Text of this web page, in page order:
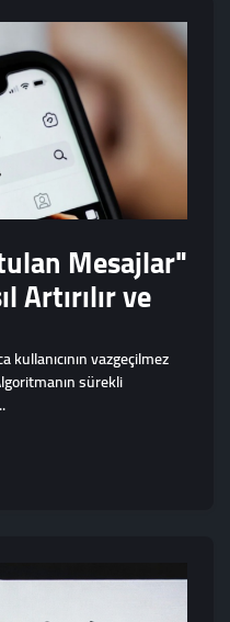
Mesajlar"
Artırılır ve
vazgeçilmez
sürekli